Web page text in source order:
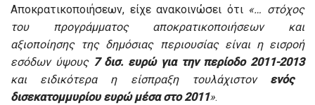
Αποκρατικοποιήσεων, είχε ανακοινώσει ότι «… στόχος
του προγράμματος αποκρατικοποιήσεων και
αξιοποίησης της δημόσιας περιουσίας είναι η εισροή
εσόδων ύψους 7 δισ. ευρώ για την περίοδο 2011-2013
και ειδικότερα η είσπραξη τουλάχιστον ενός
δισεκατομμυρίου ευρώ μέσα στο 2011».